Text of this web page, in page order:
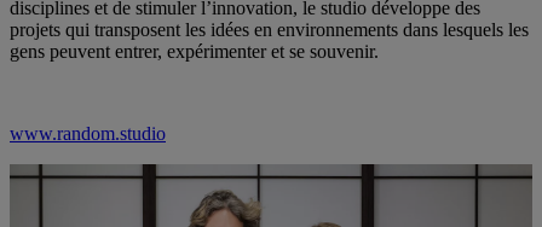
disciplines et de stimuler l’innovation, le studio développe des
projets qui transposent les idées en environnements dans lesquels les
gens peuvent entrer, expérimenter et se souvenir.
www.random.studio